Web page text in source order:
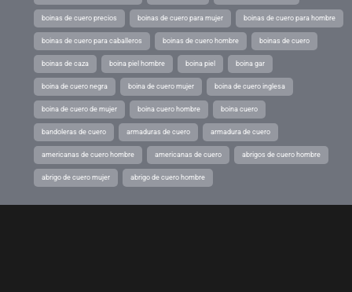
boinas de cuero precios boinas de cuero para mujer boinas de cuero para hombre
boinas de cuero para caballeros boinas de cuero hombre boinas de cuero
boinas de caza boina piel hombre boina piel boina gar
boina de cuero negra boina de cuero mujer boina de cuero inglesa
boina de cuero de mujer boina cuero hombre boina cuero
bandoleras de cuero armaduras de cuero armadura de cuero
americanas de cuero hombre americanas de cuero abrigos de cuero hombre
abrigo de cuero mujer abrigo de cuero hombre